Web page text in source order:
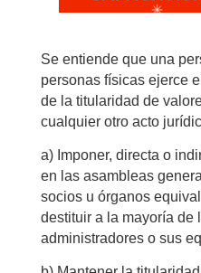
Se entiende que una
personas físicas ejerce
de la titularidad de
cualquier otro acto
a) Imponer, directa o
en las asambleas
socios u órganos
destituir a la mayoría de
administradores o sus